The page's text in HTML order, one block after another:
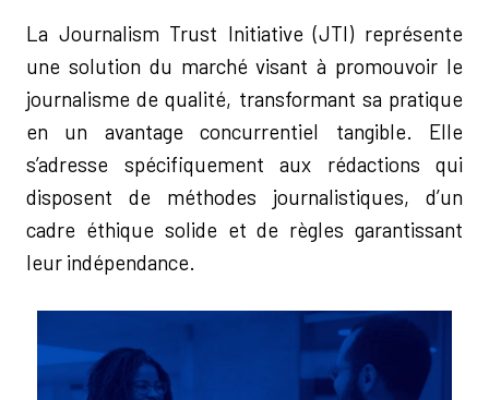
La Journalism Trust Initiative (JTI) représente
une solution du marché visant à promouvoir le
journalisme de qualité, transformant sa pratique
en un avantage concurrentiel tangible. Elle
s’adresse spécifiquement aux rédactions qui
disposent de méthodes journalistiques, d’un
cadre éthique solide et de règles garantissant
leur indépendance.